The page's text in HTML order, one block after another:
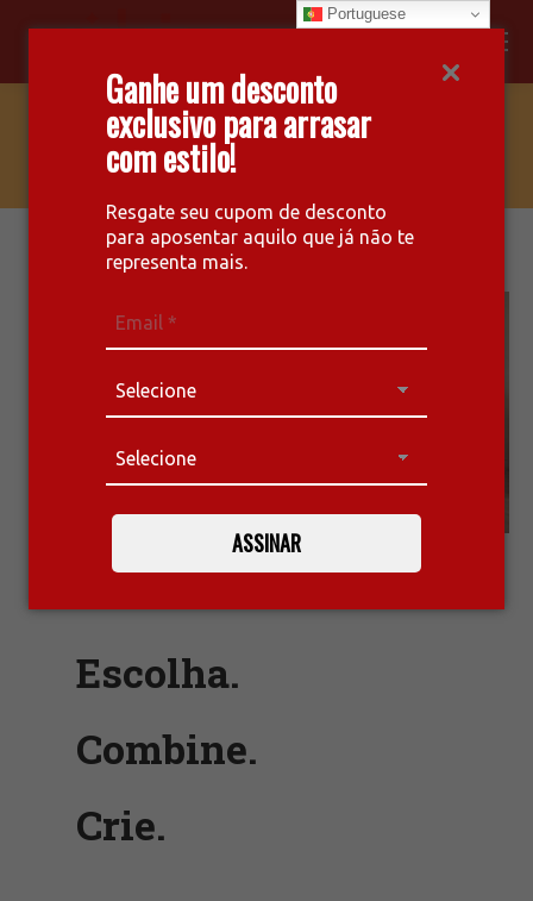
Ganhe um desconto
exclusivo para arrasar
com estilo!
Resgate seu cupom de desconto
para aposentar aquilo que já não te
representa mais.
ASSINAR
opens
window
page
Whatsapp
page
AC 282 – SONATA
Escolha.
Combine.
Crie.
Portuguese